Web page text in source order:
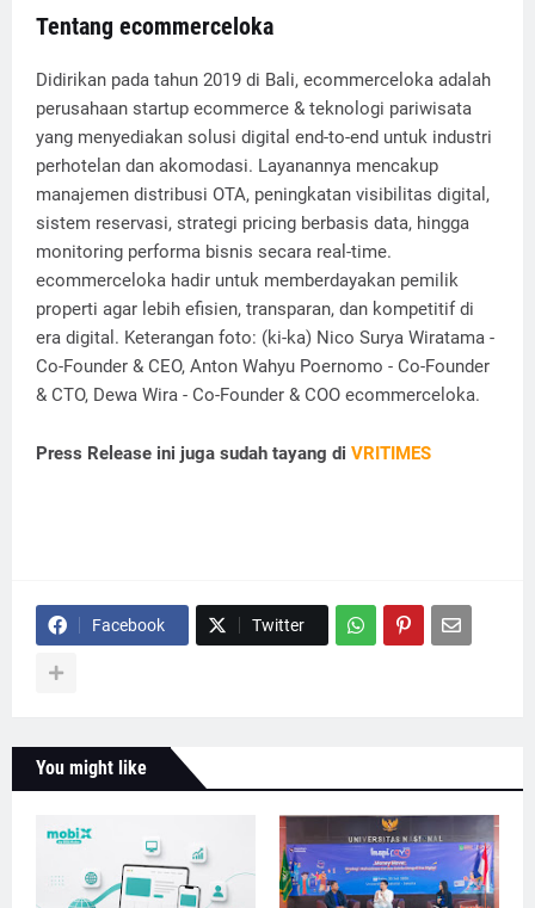
Tentang ecommerceloka
Didirikan pada tahun 2019 di Bali, ecommerceloka adalah
perusahaan startup ecommerce & teknologi pariwisata
yang menyediakan solusi digital end-to-end untuk industri
perhotelan dan akomodasi. Layanannya mencakup
manajemen distribusi OTA, peningkatan visibilitas digital,
sistem reservasi, strategi pricing berbasis data, hingga
monitoring performa bisnis secara real-time.
ecommerceloka hadir untuk memberdayakan pemilik
properti agar lebih efisien, transparan, dan kompetitif di
era digital. Keterangan foto: (ki-ka) Nico Surya Wiratama -
Co-Founder & CEO, Anton Wahyu Poernomo - Co-Founder
& CTO, Dewa Wira - Co-Founder & COO ecommerceloka.
Press Release ini juga sudah tayang di VRITIMES
Facebook Twitter
You might like